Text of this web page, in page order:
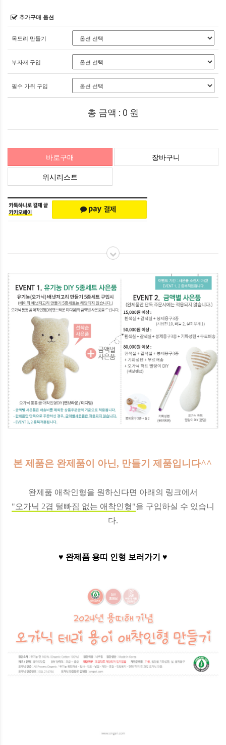
추가구매 옵션
목도리 만들기
부자재 구입
필수 가위 구입
총 금액 : 0 원
바로구매
장바구니
위시리스트
본 제품은 완제품이 아닌, 만들기 제품입니다^^
완제품 애착인형을 원하신다면 아래의 링크에서
"오가닉 2겹 털빠짐 없는 애착인형"을 구입하실 수 있습니
다.
♥ 완제품 용띠 인형 보러가기 ♥